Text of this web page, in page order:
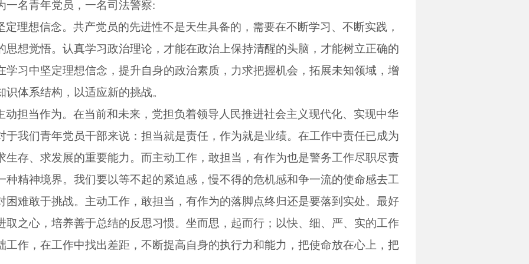
一名青年党员，一名司法警察:
理想信念。共产党员的先进性不是天生具备的，需要在不断学习、不断实践，
思想觉悟。认真学习政治理论，才能在政治上保持清醒的头脑，才能树立正确的
学习中坚定理想信念，提升自身的政治素质，力求把握机会，拓展未知领域，增
体系结构，以适应新的挑战。
动担当作为。在当前和未来，党担负着领导人民推进社会主义现代化、实现中华
于我们青年党员干部来说：担当就是责任，作为就是业绩。在工作中责任已成为
生存、求发展的重要能力。而主动工作，敢担当，有作为也是警务工作尽职尽责
种精神境界。我们要以等不起的紧迫感，慢不得的危机感和争一流的使命感去工
难敢于挑战。主动工作，敢担当，有作为的落脚点终归还是要落到实处。 最好
取之心，培养善于总结的反思习惯。坐而思，起而行；以快、细、严、实的工作
工作，在工作中找出差距，不断提高自身的执行力和能力，把使命放在心上，把